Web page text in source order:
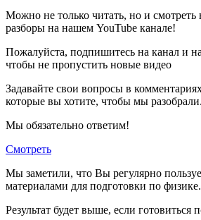
Можно не только читать, но и смотреть
разборы на нашем YouTube канале!
Пожалуйста, подпишитесь на канал и
чтобы не пропустить новые видео
Задавайте свои вопросы в
которые вы хотите, чтобы мы разобрали.
Мы обязательно ответим!
Смотреть
Мы заметили, что Вы регулярно
материалами для подготовки по физике.
Результат будет выше, если готовиться